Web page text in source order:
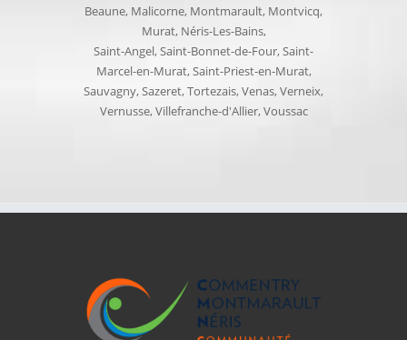
Beaune, Malicorne, Montmarault, Montvicq,
Murat, Néris-Les-Bains,
Saint-Angel,Saint-Bonnet-de-Four,Saint-
Marcel-en-Murat,Saint-Priest-en-Murat,
Sauvagny,Sazeret,Tortezais,Venas,Verneix,
Vernusse,Villefranche-d'Allier,Voussac